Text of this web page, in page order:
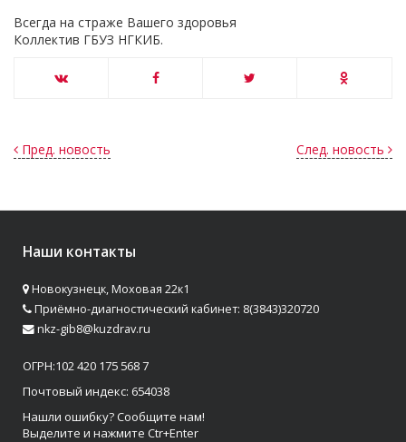
Всегда на страже Вашего здоровья
Коллектив ГБУЗ НГКИБ.
След. новость
Пред. новость
Наши контакты
Новокузнецк, Моховая 22к1
Приёмно-диагностический кабинет: 8(3843)320720
nkz-gib8@kuzdrav.ru
ОГРН:102 420 175 568 7
Почтовый индекс: 654038
Нашли ошибку? Сообщите нам!
Выделите и нажмите Ctr+Enter